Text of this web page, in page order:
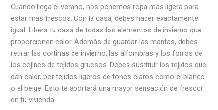
Cuando llega el verano, nos ponemos ropa más ligera para
estar más frescos. Con la casa, debes hacer exactamente
igual. Libera tu casa de todas los elementos de invierno que
proporcionen calor. Además de guardar las mantas, debes
retirar las cortinas de invierno, las alfombras y los forros de
los cojines de tejidos gruesos. Debes sustituir los tejidos que
dan calor, por tejidos ligeros de tonos claros como el blanco
o el beige. Esto te aportará una mayor sensación de frescor
en tu vivienda.